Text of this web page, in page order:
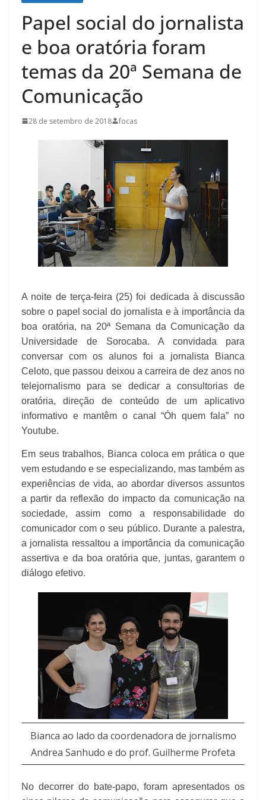
Papel social do jornalista
e boa oratória foram
temas da 20ª Semana de
Comunicação
28 de setembro de 2018 focas
A noite de terça-feira (25) foi dedicada à discussão
sobre o papel social do jornalista e à importância da
boa oratória, na 20ª Semana da Comunicação da
Universidade de Sorocaba. A convidada para
conversar com os alunos foi a jornalista Bianca
Celoto, que passou deixou a carreira de dez anos no
telejornalismo para se dedicar a consultorias de
oratória, direção de conteúdo de um aplicativo
informativo e mantêm o canal “Óh quem fala” no
Youtube.
Em seus trabalhos, Bianca coloca em prática o que
vem estudando e se especializando, mas também as
experiências de vida, ao abordar diversos assuntos
a partir da reflexão do impacto da comunicação na
sociedade, assim como a responsabilidade do
comunicador com o seu público. Durante a palestra,
a jornalista ressaltou a importância da comunicação
assertiva e da boa oratória que, juntas, garantem o
diálogo efetivo.
Bianca ao lado da coordenadora de jornalismo
Andrea Sanhudo e do prof. Guilherme Profeta
No decorrer do bate-papo, foram apresentados os